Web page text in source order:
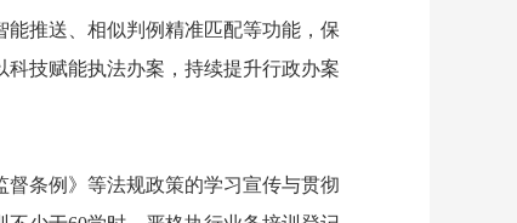
推送、相似判例精准匹配等功能，保
技赋能执法办案，持续提升行政办案
条例》等法规政策的学习宣传与贯彻